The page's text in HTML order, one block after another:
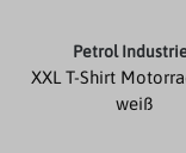
Petrol
XXL T-Shirt
weiß